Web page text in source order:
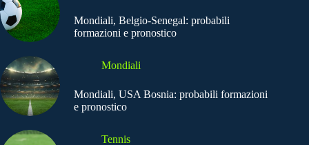
Mondiali, Belgio-Senegal: probabili
formazioni e pronostico
Mondiali
Mondiali, USA Bosnia: probabili formazioni
e pronostico
Tennis